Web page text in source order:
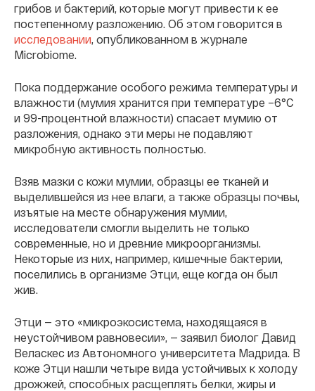
грибов и бактерий, которые могут привести к ее
постепенному разложению. Об этом говорится в
исследовании, опубликованном в журнале
Microbiome.
Пока поддержание особого режима температуры и
влажности (мумия хранится при температуре –6°C
и 99-процентной влажности) спасает мумию от
разложения, однако эти меры не подавляют
микробную активность полностью.
Взяв мазки с кожи мумии, образцы ее тканей и
выделившейся из нее влаги, а также образцы почвы,
изъятые на месте обнаружения мумии,
исследователи смогли выделить не только
современные, но и древние микроорганизмы.
Некоторые из них, например, кишечные бактерии,
поселились в организме Этци, еще когда он был
жив.
Этци — это «микроэкосистема, находящаяся в
неустойчивом равновесии», — заявил биолог Давид
Веласкес из Автономного университета Мадрида. В
коже Этци нашли четыре вида устойчивых к холоду
дрожжей, способных расщеплять белки, жиры и